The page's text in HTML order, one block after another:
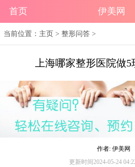
首页 伊美网
当前位置： 主页 >整形问答 >
上海哪家整形医院做
作者: 伊美网
更新时间2024-05-24